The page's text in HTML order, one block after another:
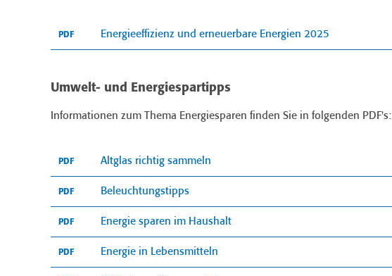
PDF Energieeffizienz und erneuerbare Energien 2025
Umwelt- und Energiespartipps
Informationen zum Thema Energiesparen finden Sie in folgenden PDF's:
PDF Altglas richtig sammeln
PDF Beleuchtungstipps
PDF Energie sparen im Haushalt
PDF Energie in Lebensmitteln